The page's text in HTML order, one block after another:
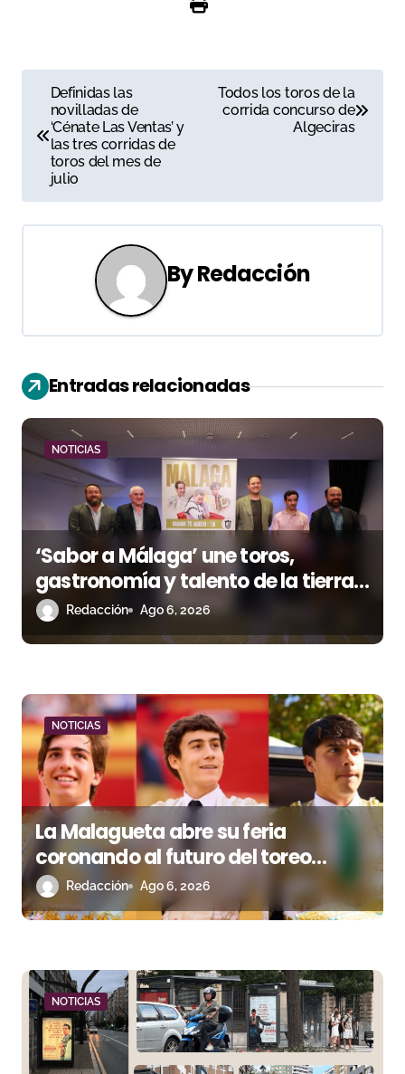
a
e
g
i
ó
n
d
e
e
n
t
r
d
a
s
Definidas las
novilladas de
‘Cénate Las Ventas’ y
las tres corridas de
toros del mes de
julio
Todos los toros de la
corrida concurso de
Algeciras
ByRedacción
Entradas relacionadas
NOTICIAS
‘Sabor a Málaga’ une toros,
gastronomía y talento de la tierra
en La Malagueta
Redacción Ago 6, 2026
NOTICIAS
La Malagueta abre su feria
coronando al futuro del toreo
andaluz
Redacción Ago 6, 2026
NOTICIAS